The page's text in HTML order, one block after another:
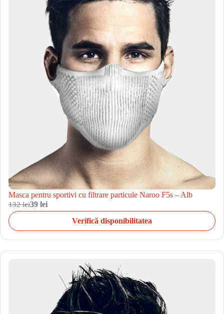
Masca pentru sportivi cu filtrare particule Naroo F5s – Alb
132 lei39 lei
Verifică disponibilitatea